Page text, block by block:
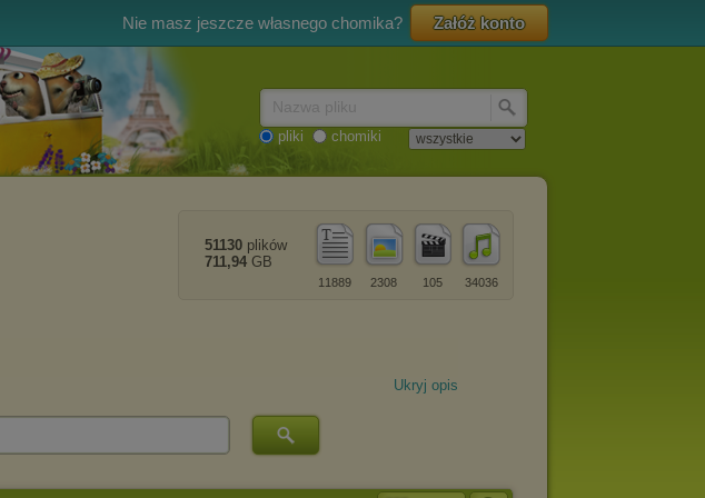
Nie masz jeszcze własnego chomika? Załóż konto
pliki chomiki
34036
105
2308
11889
51130 plików
711,94 GB
Ukryj opis